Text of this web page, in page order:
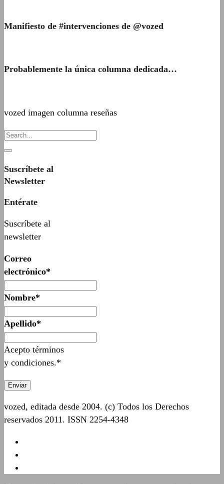
Manifiesto de #intervenciones de @vozed
Probablemente la única columna dedicada…
vozed imagen columna reseñas
Suscríbete al
Newsletter
Entérate
Suscríbete al
newsletter
Correo
electrónico*
Nombre*
Apellido*
Acepto términos
y condiciones.*
vozed, editada desde 2004. (c) Todos los Derechos
reservados 2011. ISSN 2254-4348